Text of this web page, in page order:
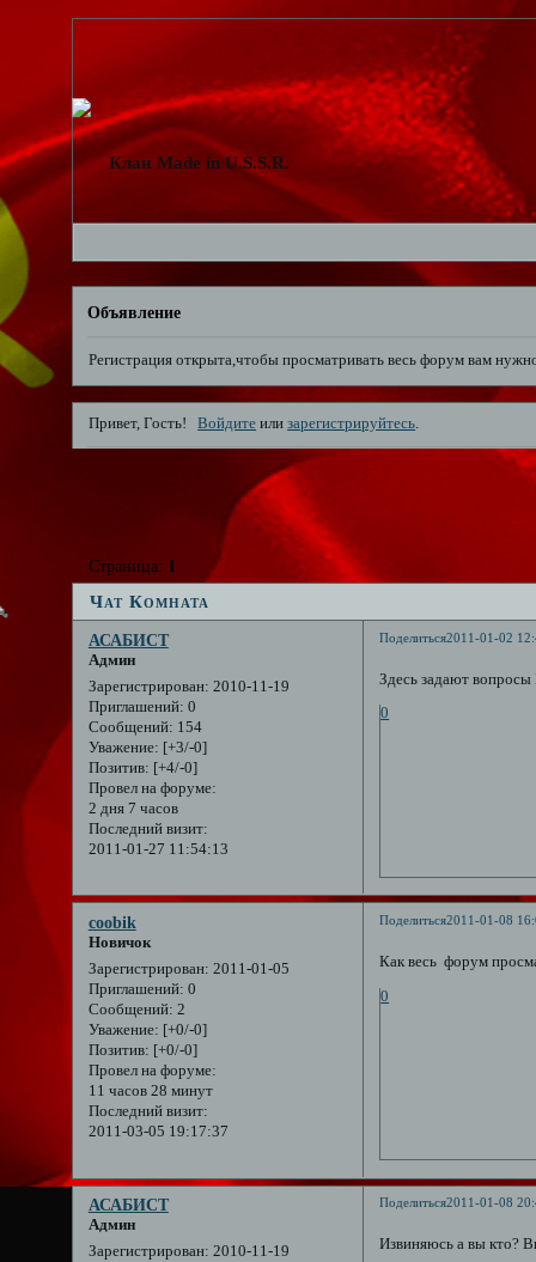
Клан Made in U.S.S.R.
Объявление
Регистрация открыта,чтобы просматривать весь форум вам
Привет, Гость! Войдите илизарегистрируйтесь.
Чат Комната
Страница: 1
Поделиться2011-01-02
АСАБИСТ
Админ
Зарегистрирован: 2010-11-19
Приглашений: 0
Сообщений: 154
Уважение: [+3/-0]
Позитив: [+4/-0]
Провел на форуме:
2 дня 7 часов
Последний визит:
2011-01-27 11:54:13
Здесь задают вопросы
0
Поделиться2011-01-08
coobik
Новичок
Зарегистрирован: 2011-01-05
Приглашений: 0
Сообщений: 2
Уважение: [+0/-0]
Позитив: [+0/-0]
Провел на форуме:
11 часов 28 минут
Последний визит:
2011-03-05 19:17:37
Как весь форум
0
Поделиться2011-01-08
АСАБИСТ
Админ
Зарегистрирован: 2010-11-19
Извиняюсь а вы кто?